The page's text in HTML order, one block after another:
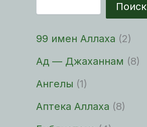
Поиск
99 имен Аллаха (2)
Ад — Джаханнам (8)
Ангелы (1)
Аптека Аллаха (8)